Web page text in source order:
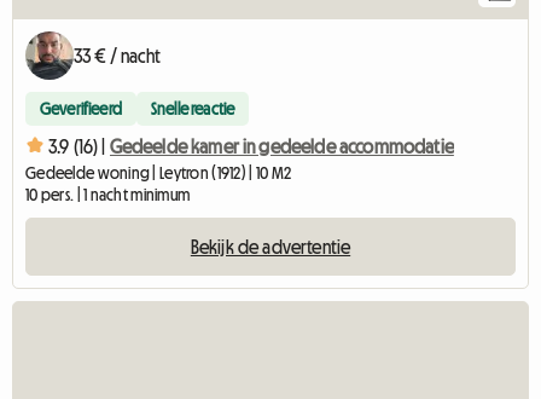
33 € / nacht
Geverifieerd Snelle reactie
3.9 (16) | Gedeelde kamer in gedeelde accommodatie
Gedeelde woning | Leytron (1912) | 10 M2
10 pers. | 1 nacht minimum
Bekijk de advertentie